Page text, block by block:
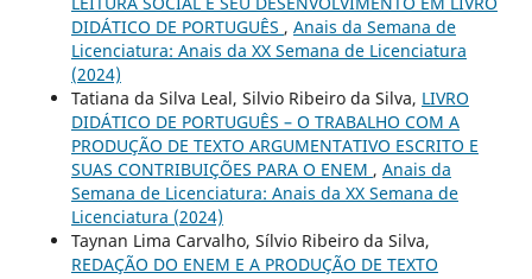
DIDÁTICO DE PORTUGUÊS , Anais da Semana de
Licenciatura: Anais da XX Semana de Licenciatura
(2024)
Tatiana da Silva Leal, Silvio Ribeiro da Silva, LIVRO
DIDÁTICO DE PORTUGUÊS – O TRABALHO COM A
PRODUÇÃO DE TEXTO ARGUMENTATIVO ESCRITO E
SUAS CONTRIBUIÇÕES PARA O ENEM , Anais da
Semana de Licenciatura: Anais da XX Semana de
Licenciatura (2024)
Taynan Lima Carvalho, Sílvio Ribeiro da Silva,
REDAÇÃO DO ENEM E A PRODUÇÃO DE TEXTO